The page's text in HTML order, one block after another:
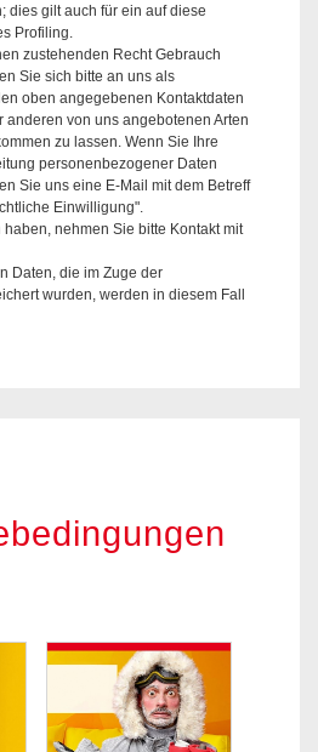
dies gilt auch für ein auf diese
Profiling.
zustehenden Recht Gebrauch
Sie sich bitte an uns als
oben angegebenen Kontaktdaten
anderen von uns angebotenen Arten
zu lassen. Wenn Sie Ihre
personenbezogener Daten
Sie uns eine E-Mail mit dem Betreff
Einwilligung".
nehmen Sie bitte Kontakt mit
Daten, die im Zuge der
wurden, werden in diesem Fall